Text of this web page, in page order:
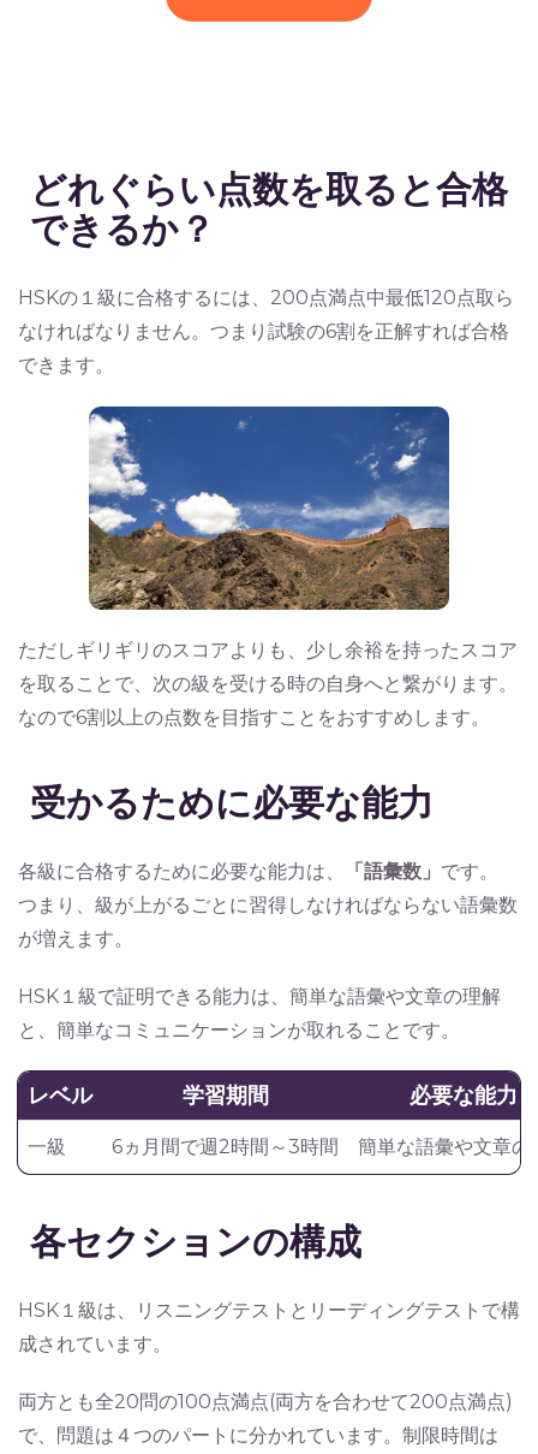
どれぐらい点数を取ると合格
できるか？
HSKの１級に合格するには、200点満点中最低120点取ら
なければなりません。つまり試験の6割を正解すれば合格
できます。
ただしギリギリのスコアよりも、少し余裕を持ったスコア
を取ることで、次の級を受ける時の自身へと繋がります。
なので6割以上の点数を目指すことをおすすめします。
受かるために必要な能力
各級に合格するために必要な能力は、 「語彙数」 です。
つまり、級が上がるごとに習得しなければならない語彙数
が増えます。
HSK１級で証明できる能力は、簡単な語彙や文章の理解
と、簡単なコミュニケーションが取れることです。
レベル 学習期間 必要な能力
一級 6ヵ月間で週2時間～3時間 簡単な語彙や文章の
各セクションの構成
HSK１級は、リスニングテストとリーディングテストで構
成されています。
両方とも全20問の100点満点(両方を合わせて200点満点)
で、問題は４つのパートに分かれています。制限時間は